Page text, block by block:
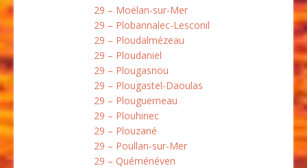
29 – Moëlan-sur-Mer
29 – Plobannalec-Lesconil
29 – Ploudalmézeau
29 – Ploudaniel
29 – Plougasnou
29 – Plougastel-Daoulas
29 – Plouguerneau
29 – Plouhinec
29 – Plouzané
29 – Poullan-sur-Mer
29 – Quéménéven